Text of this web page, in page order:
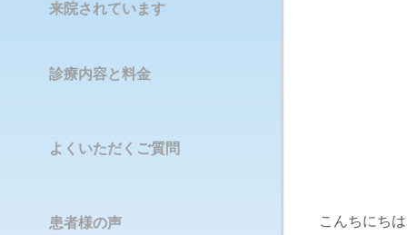
こんちにち
来院されています
診療内容と料金
よくいただくご質問
患者様の声